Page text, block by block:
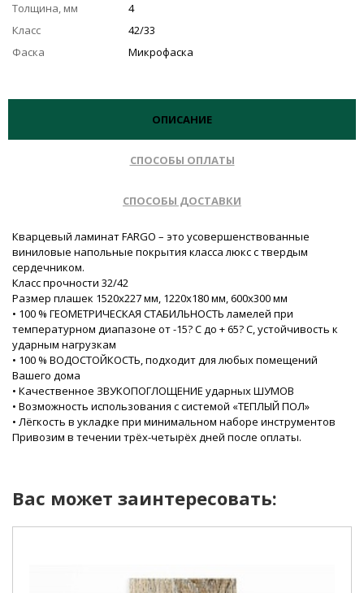
Толщина, мм
4
Класс
42/33
Фаска
Микрофаска
ОПИСАНИЕ
СПОСОБЫ ОПЛАТЫ
СПОСОБЫ ДОСТАВКИ
Кварцевый ламинат FARGO – это усовершенствованные
виниловые напольные покрытия класса люкс с твердым
сердечником.
Класс прочности 32/42
Размер плашек 1520х227 мм, 1220х180 мм, 600х300 мм
• 100 % ГЕОМЕТРИЧЕСКАЯ СТАБИЛЬНОСТЬ ламелей при
температурном диапазоне от -15? С до + 65? С, устойчивость к
ударным нагрузкам
• 100 % ВОДОСТОЙКОСТЬ, подходит для любых помещений
Вашего дома
• Качественное ЗВУКОПОГЛОЩЕНИЕ ударных ШУМОВ
• Возможность использования с системой «ТЕПЛЫЙ ПОЛ»
• Лёгкость в укладке при минимальном наборе инструментов
Привозим в течении трёх-четырёх дней после оплаты.
Вас может заинтересовать: